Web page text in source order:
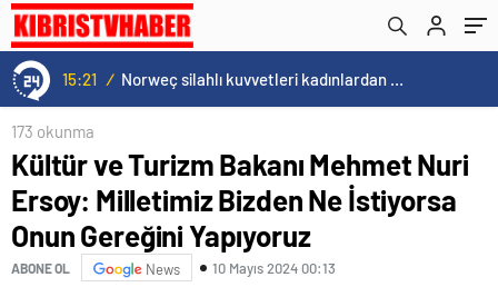
15:21 / Norweç silahlı kuvvetleri kadınlardan oluşan özel kuvvetler eğitimlerini başlattı.
Yapıyoruz
173 okunma
Kültür ve Turizm Bakanı Mehmet Nuri
Ersoy: Milletimiz Bizden Ne İstiyorsa
Onun Gereğini Yapıyoruz
ABONE OL News 10 Mayıs 2024 00:13